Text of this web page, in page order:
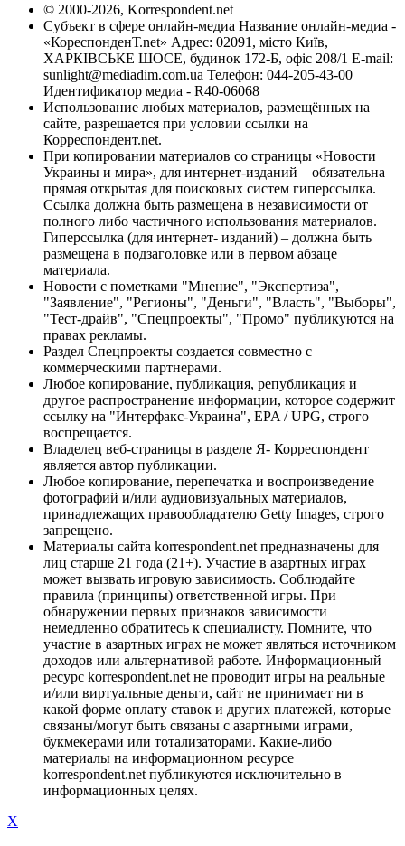
© 2000-2026, Korrespondent.net
Субъект в сфере онлайн-медиа Название онлайн-медиа -
«КореспонденТ.net» Адрес: 02091, місто Київ,
ХАРКІВСЬКЕ ШОСЕ, будинок 172-Б, офіс 208/1 E-mail:
sunlight@mediadim.com.ua Телефон: 044-205-43-00
Идентификатор медиа - R40-06068
Использование любых материалов, размещённых на
сайте, разрешается при условии ссылки на
Корреспондент.net.
При копировании материалов со страницы «Новости
Украины и мира», для интернет-изданий – обязательна
прямая открытая для поисковых систем гиперссылка.
Ссылка должна быть размещена в независимости от
полного либо частичного использования материалов.
Гиперссылка (для интернет- изданий) – должна быть
размещена в подзаголовке или в первом абзаце
материала.
Новости с пометками "Мнение", "Экспертиза",
"Заявление", "Регионы", "Деньги", "Власть", "Выборы",
"Тест-драйв", "Спецпроекты", "Промо" публикуются на
правах рекламы.
Раздел Спецпроекты создается совместно с
коммерческими партнерами.
Любое копирование, публикация, републикация и
другое распространение информации, которое содержит
ссылку на "Интерфакс-Украина", EPA / UPG, строго
воспрещается.
Владелец веб-страницы в разделе Я- Корреспондент
является автор публикации.
Любое копирование, перепечатка и воспроизведение
фотографий и/или аудиовизуальных материалов,
принадлежащих правообладателю Getty Images, строго
запрещено.
Материалы сайта korrespondent.net предназначены для
лиц старше 21 года (21+). Участие в азартных играх
может вызвать игровую зависимость. Соблюдайте
правила (принципы) ответственной игры. При
обнаружении первых признаков зависимости
немедленно обратитесь к специалисту. Помните, что
участие в азартных играх не может являться источником
доходов или альтернативой работе. Информационный
ресурс korrespondent.net не проводит игры на реальные
и/или виртуальные деньги, сайт не принимает ни в
какой форме оплату ставок и других платежей, которые
связаны/могут быть связаны с азартными играми,
букмекерами или тотализаторами. Какие-либо
материалы на информационном ресурсе
korrespondent.net публикуются исключительно в
информационных целях.
X